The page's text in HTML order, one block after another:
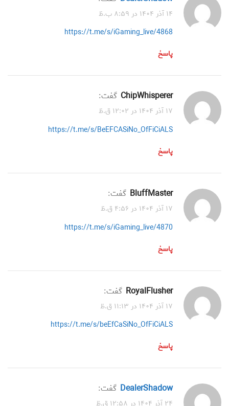
۱۴ آذر ۱۴۰۴ در ۸:۵۹ ب.ظ
https://t.me/s/iGaming_live/4868
پاسخ
ChipWhisperer گفت:
۱۷ آذر ۱۴۰۴ در ۱۲:۰۲ ق.ظ
https://t.me/s/BeEFCASiNo_OfFiCiALS
پاسخ
BluffMaster گفت:
۱۷ آذر ۱۴۰۴ در ۴:۵۶ ق.ظ
https://t.me/s/iGaming_live/4870
پاسخ
RoyalFlusher گفت:
۱۷ آذر ۱۴۰۴ در ۱۱:۱۳ ق.ظ
https://t.me/s/beEfCaSiNo_OfFiCiALS
پاسخ
DealerShadow گفت: